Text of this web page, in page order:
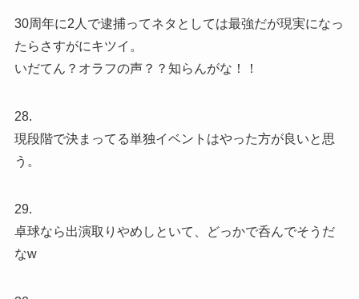
30周年に2人で逮捕ってネタとしては最強だが現実になっ
たらさすがにキツイ。
いだてん？オラフの声？？知らんがな！！
28.
現段階で決まってる単独イベントはやった方が良いと思
う。
29.
卓球なら出演取りやめしといて、どっかで呑んでそうだ
なw